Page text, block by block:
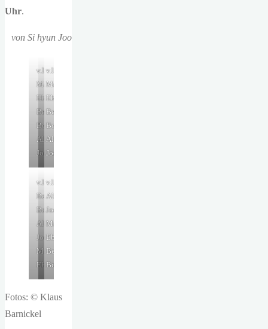
Uhr.
von Si hyun Joo
v.l.n.r.:
Matthias
Eberle,
Benjamin
Bochmann,
Aline
Joers
v.l.n.r.:
Matthias
Eberle,
Benjamin
Bochmann,
Aline
Joers
v.l.n.r.:
Benjamin
Bochmann,
Aline
Joers,
Matthias
Eberle
v.l.n.r.:
Aline
Joers,
Matthias
Eberle,
Benjamin
Bochmann
Fotos: © Klaus
Barnickel